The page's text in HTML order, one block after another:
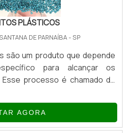
PLÁSTICOS
DE PARNAÍBA - SP
são um produto que depende
para alcançar os
processo é chamado de
eficientes.Não basta que o
seja misturado ao material
pois, os melhores resultados
AGORA